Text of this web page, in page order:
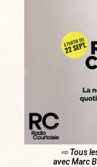
⇨ Tous
avec Marc